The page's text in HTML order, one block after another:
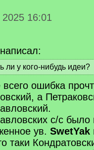
16:01
ли у кого-нибудь идеи?
всего ошибка
а
с/с было
ув. SwetYak
таки